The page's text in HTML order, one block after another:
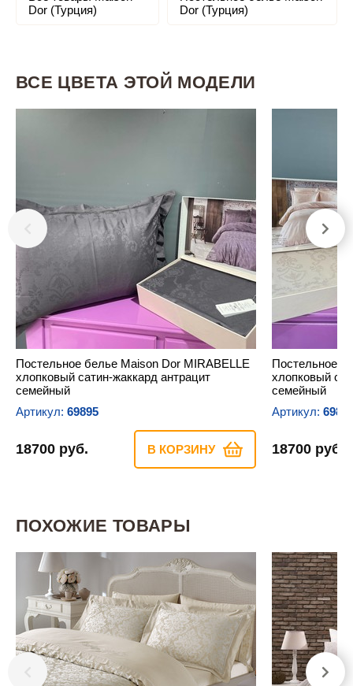
Dor (Турция)
Dor (Турция)
ВСЕ ЦВЕТА ЭТОЙ МОДЕЛИ
Постельное белье Maison Dor MIRABELLE
хлопковый сатин-жаккард антрацит
семейный
Артикул: 69895
18700 руб. В КОРЗИНУ
Постельное
хлопковый
семейный
Артикул:
18700 руб.
ПОХОЖИЕ ТОВАРЫ